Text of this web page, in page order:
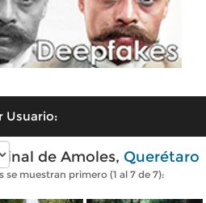
Usuario:
de Amoles, Querétaro
muestran primero (1 al 7 de 7):